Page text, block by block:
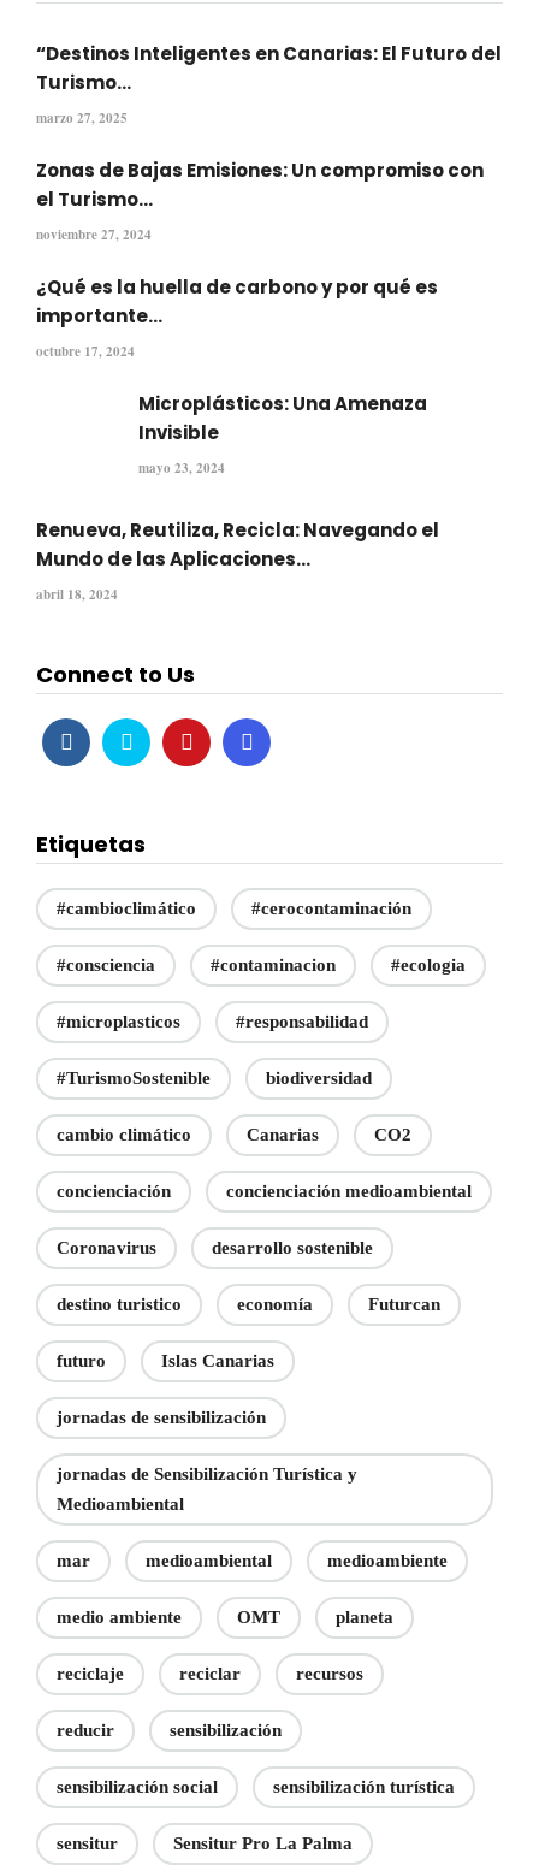
“Destinos Inteligentes en Canarias: El Futuro del
Turismo...
marzo 27, 2025
Zonas de Bajas Emisiones: Un compromiso con
el Turismo...
noviembre 27, 2024
¿Qué es la huella de carbono y por qué es
importante...
octubre 17, 2024
Microplásticos: Una Amenaza
Invisible
mayo 23, 2024
Renueva, Reutiliza, Recicla: Navegando el
Mundo de las Aplicaciones...
abril 18, 2024
Connect to Us
Etiquetas
#cambioclimático #cerocontaminación
#consciencia #contaminacion #ecologia
#microplasticos #responsabilidad
#TurismoSostenible biodiversidad
cambio climático Canarias CO2
concienciación concienciación medioambiental
Coronavirus desarrollo sostenible
destino turistico economía Futurcan
futuro Islas Canarias
jornadas de sensibilización
jornadas de Sensibilización Turística y
Medioambiental
mar medioambiental medioambiente
medio ambiente OMT planeta
reciclaje reciclar recursos
reducir sensibilización
sensibilización social sensibilización turística
sensitur Sensitur Pro La Palma